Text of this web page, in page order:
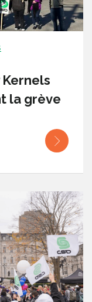
Kernels
la grève